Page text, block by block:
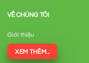
VỀ CHÚNG TÔI
Giới thiệu
XEM THÊM...